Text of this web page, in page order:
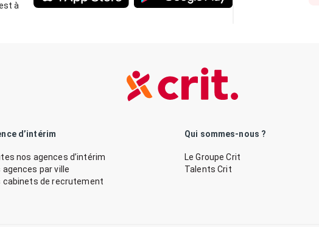
à
d’intérim
nos agences d’intérim
agences par ville
cabinets de recrutement
Qui sommes-nous ?
Le Groupe Crit
Talents Crit